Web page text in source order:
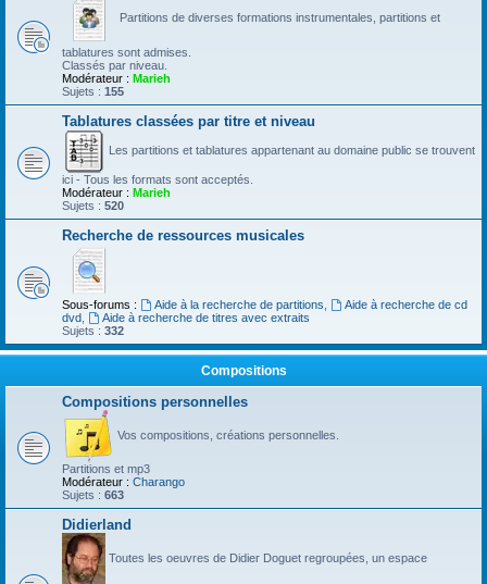
Partitions de diverses formations instrumentales, partitions et
tablatures sont admises.
Classés par niveau.
Modérateur : Marieh
Sujets : 155
Tablatures classées par titre et niveau
Les partitions et tablatures appartenant au domaine public se trouvent
ici - Tous les formats sont acceptés.
Modérateur : Marieh
Sujets : 520
Recherche de ressources musicales
Sous-forums : Aide à la recherche de partitions
Aide à recherche de cd
dvd
Aide à recherche de titres avec extraits
Sujets : 332
Compositions
Compositions personnelles
Vos compositions, créations personnelles.
Partitions et mp3
Modérateur : Charango
Sujets : 663
Didierland
Toutes les oeuvres de Didier Doguet regroupées, un espace